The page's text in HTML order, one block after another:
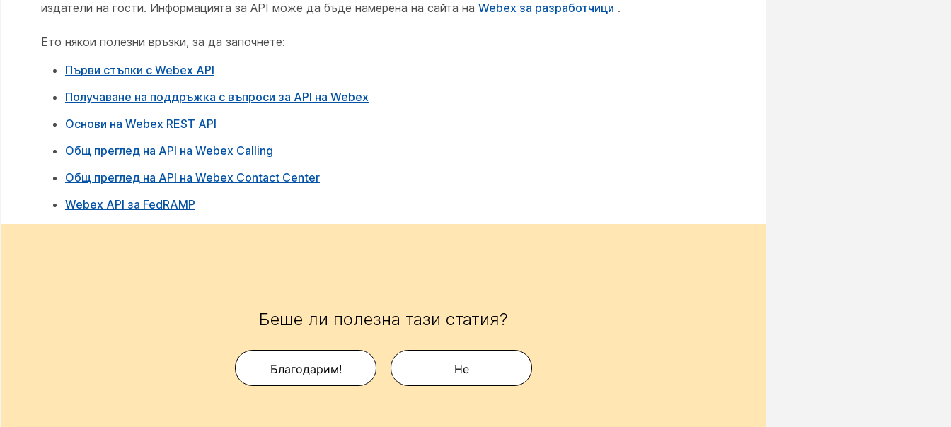
издатели на гости. Информацията за API може да бъде намерена на сайта на Webex за разработчици .
Ето някои полезни връзки, за да започнете:
Първи стъпки с Webex API
Получаване на поддръжка с въпроси за API на Webex
Основи на Webex REST API
Общ преглед на API на Webex Calling
Общ преглед на API на Webex Contact Center
Webex API за FedRAMP
Беше ли полезна тази статия?
Благодарим! Не